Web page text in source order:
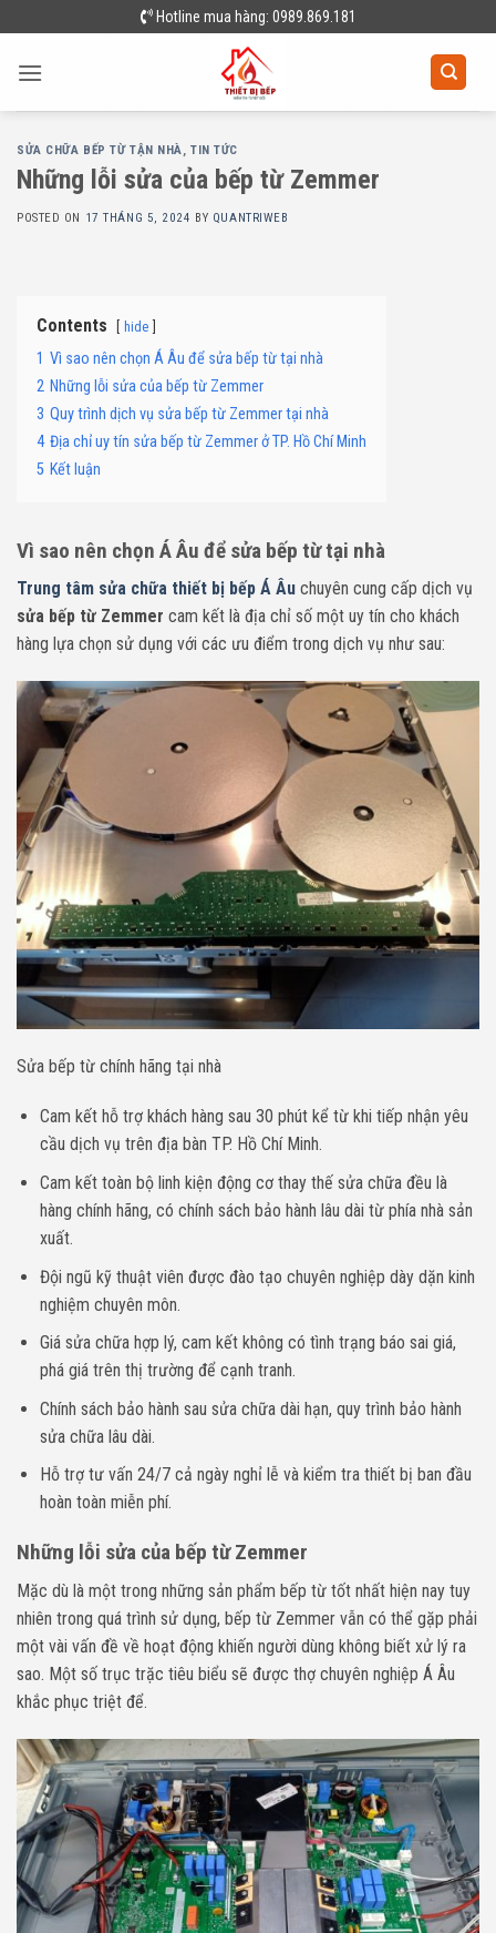
to
content
Hotline mua hàng: 0989.869.181
SỬA CHỮA BẾP TỪ TẬN NHÀ,TIN TỨC
Những lỗi sửa của bếp từ Zemmer
POSTED ON 17 THÁNG 5, 2024 BY QUANTRIWEB
Contents hide
1 Vì sao nên chọn Á Âu để sửa bếp từ tại nhà
2 Những lỗi sửa của bếp từ Zemmer
3 Quy trình dịch vụ sửa bếp từ Zemmer tại nhà
4 Địa chỉ uy tín sửa bếp từ Zemmer ở TP. Hồ Chí Minh
5 Kết luận
Vì sao nên chọn Á Âu để sửa bếp từ tại nhà
Trung tâm sửa chữa thiết bị bếp Á Âu chuyên cung cấp dịch vụ
sửa bếp từ Zemmer cam kết là địa chỉ số một uy tín cho khách
hàng lựa chọn sử dụng với các ưu điểm trong dịch vụ như sau:
Sửa bếp từ chính hãng tại nhà
Cam kết hỗ trợ khách hàng sau 30 phút kể từ khi tiếp nhận yêu
cầu dịch vụ trên địa bàn TP. Hồ Chí Minh.
Cam kết toàn bộ linh kiện động cơ thay thế sửa chữa đều là
hàng chính hãng, có chính sách bảo hành lâu dài từ phía nhà sản
xuất.
Đội ngũ kỹ thuật viên được đào tạo chuyên nghiệp dày dặn kinh
nghiệm chuyên môn.
Giá sửa chữa hợp lý, cam kết không có tình trạng báo sai giá,
phá giá trên thị trường để cạnh tranh.
Chính sách bảo hành sau sửa chữa dài hạn, quy trình bảo hành
sửa chữa lâu dài.
Hỗ trợ tư vấn 24/7 cả ngày nghỉ lễ và kiểm tra thiết bị ban đầu
hoàn toàn miễn phí.
Những lỗi sửa của bếp từ Zemmer
Mặc dù là một trong những sản phẩm bếp từ tốt nhất hiện nay tuy
nhiên trong quá trình sử dụng, bếp từ Zemmer vẫn có thể gặp phải
một vài vấn đề về hoạt động khiến người dùng không biết xử lý ra
sao. Một số trục trặc tiêu biểu sẽ được thợ chuyên nghiệp Á Âu
khắc phục triệt để.